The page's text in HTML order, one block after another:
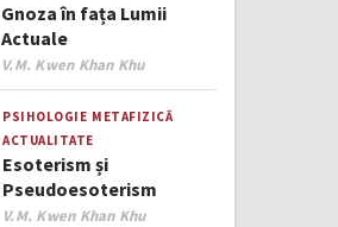
Gnoza în fața Lumii
Actuale
Author
V.M. Kwen Khan Khu
PSIHOLOGIE METAFIZICĂ
ACTUALITATE
Esoterism și
Pseudoesoterism
Author
V.M. Kwen Khan Khu